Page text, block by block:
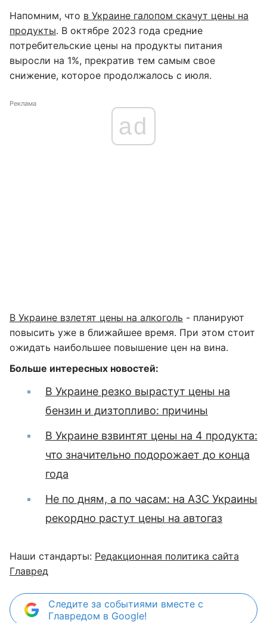
Напомним, что в Украине галопом скачут цены на
продукты. В октябре 2023 года средние
потребительские цены на продукты питания
выросли на 1%, прекратив тем самым свое
снижение, которое продолжалось с июля.
Реклама
ad
В Украине взлетят цены на алкоголь - планируют
повысить уже в ближайшее время. При этом стоит
ожидать наибольшее повышение цен на вина.
Больше интересных новостей:
В Украине резко вырастут цены на
бензин и дизтопливо: причины
В Украине взвинтят цены на 4 продукта:
что значительно подорожает до конца
года
Не по дням, а по часам: на АЗС Украины
рекордно растут цены на автогаз
Наши стандарты: Редакционная политика сайта
Главред
Следите за событиями вместе с
Главредом в Google!